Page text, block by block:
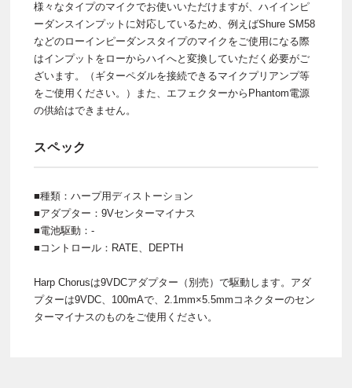
様々なタイプのマイクでお使いいただけますが、ハイインピ
ーダンスインプットに対応しているため、例えばShure SM58
などのローインピーダンスタイプのマイクをご使用になる際
はインプットをローからハイへと変換していただく必要がご
ざいます。（ギターペダルを接続できるマイクプリアンプ等
をご使用ください。）また、エフェクターからPhantom電源
の供給はできません。
スペック
■種類：ハープ用ディストーション
■アダプター：9Vセンターマイナス
■電池駆動：-
■コントロール：RATE、DEPTH
Harp Chorusは9VDCアダプター（別売）で駆動します。アダ
プターは9VDC、100mAで、2.1mm×5.5mmコネクターのセン
ターマイナスのものをご使用ください。